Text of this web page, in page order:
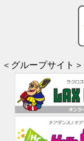
＜グループサイト＞